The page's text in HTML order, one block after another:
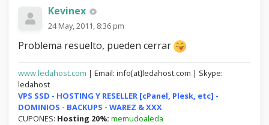
Kevinex
24 May, 2011, 8:36 pm
Problema resuelto, pueden cerrar
www.ledahost.com | Email: info[at]ledahost.com | Skype:
ledahost
VPS SSD - HOSTING Y RESELLER [cPanel, Plesk, etc] -
DOMINIOS - BACKUPS - WAREZ & XXX
CUPONES: Hosting 20%: memudoaleda